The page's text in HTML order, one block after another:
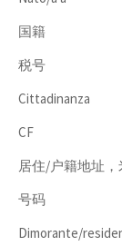
国籍
税号
Cittadinanza
CF
居住/户籍地址，
号码
Dimorante/